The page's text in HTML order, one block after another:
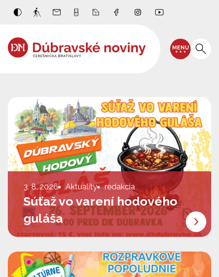
MENU
3. 8. 2026 Aktuality redakcia
Súťaž vo varení hodového
guláša